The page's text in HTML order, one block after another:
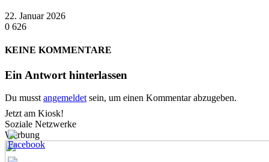
22. Januar 2026
0 626
KEINE KOMMENTARE
Ein Antwort hinterlassen
Du musstangemeldetsein, um einen Kommentar abzugeben.
Jetzt am Kiosk!
Soziale Netzwerke
Werbung